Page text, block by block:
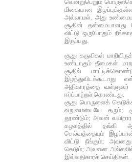
வென்றுபெறும்
மிகையான
அல்லாமல், அது
சூதின்
விட்டு ஒருபோதும்
இருப்பது.
சூது கருவிகள்
உண்டாகும் தீமைகள்
சூதில்
இழந்துவிடக்கூடாது
அதிகாரத்தை வள்ளுவர்
ஈர்ப்பாற்றல் கொண்டது.
சூது பொருளைக்
வறுமையையே
தூண்டும்; அவன் வயிறார
கழகத்தில் தங்கி
செல்வத்தையும்
விட்டு நீங்கும்;
கெடும்; அவனை
இவ்வதிகாரச் செய்திகள்.